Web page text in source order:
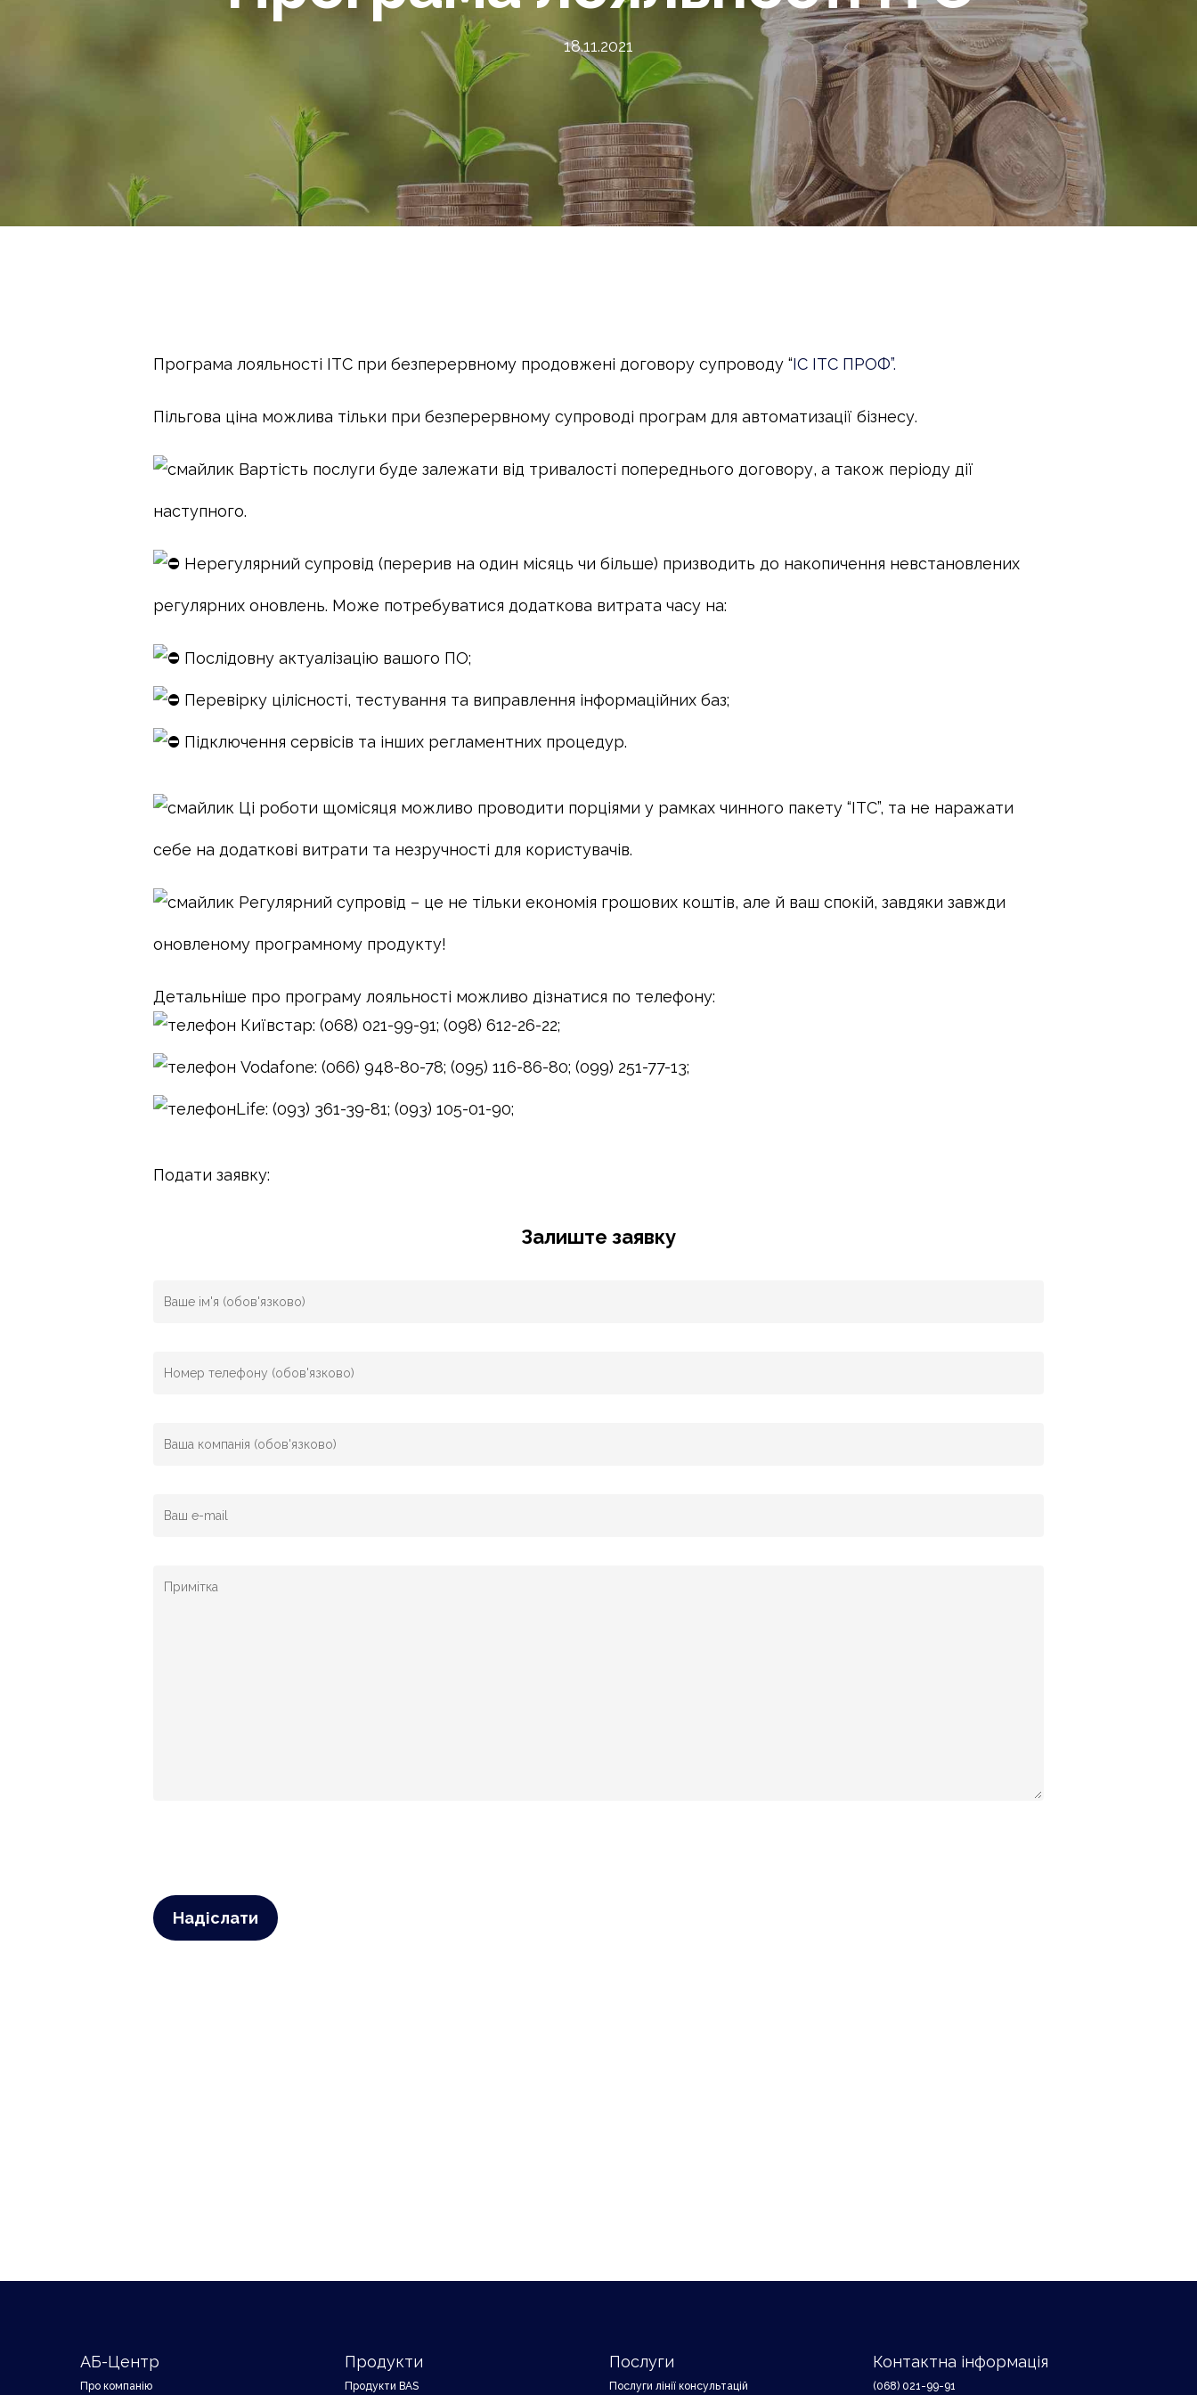
18.11.2021
Програма лояльності ІТС при безперервному продовжені договору супроводу “ІС ІТС ПРОФ”.
Пільгова ціна можлива тільки при безперервному супроводі програм для автоматизації бізнесу.
Вартість послуги буде залежати від тривалості попереднього договору, а також періоду дії
наступного.
Нерегулярний супровід (перерив на один місяць чи більше) призводить до накопичення невстановлених
регулярних оновлень. Може потребуватися додаткова витрата часу на:
Послідовну актуалізацію вашого ПО;
Перевірку цілісності, тестування та виправлення інформаційних баз;
Підключення сервісів та інших регламентних процедур.
Ці роботи щомісяця можливо проводити порціями у рамках чинного пакету “ІТС”, та не наражати
себе на додаткові витрати та незручності для користувачів.
Регулярний супровід – це не тільки економія грошових коштів, але й ваш спокій, завдяки завжди
оновленому програмному продукту!
Детальніше про програму лояльності можливо дізнатися по телефону:
Київстар: (068) 021-99-91; (098) 612-26-22;
Vodafone: (066) 948-80-78; (095) 116-86-80; (099) 251-77-13;
Life: (093) 361-39-81; (093) 105-01-90;
Подати заявку:
Залиште заявку
АБ-Центр
Про компанію
Продукти
Продукти BAS
Послуги
Послуги лінії консультацій
Контактна інформація
(068) 021-99-91